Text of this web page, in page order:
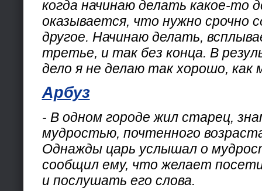
когда начинаю делать какое-то
оказывается, что нужно срочно
другое. Начинаю делать,
третье, и так без конца. В
дело я не делаю так хорошо, как
Арбуз
- В одном городе жил старец,
мудростью, почтенного
Однажды царь услышал о
сообщил ему, что желает
и послушать его слова.